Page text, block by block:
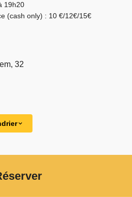
19h20
(cash only) : 10 €/12€/15€
32